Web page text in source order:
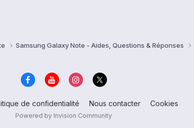
Samsung Galaxy Note - Aides, Questions & Réponses
de confidentialité Nous contacter Cookies
Powered by Invision Community